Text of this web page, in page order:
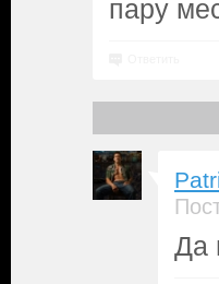
пару
Да